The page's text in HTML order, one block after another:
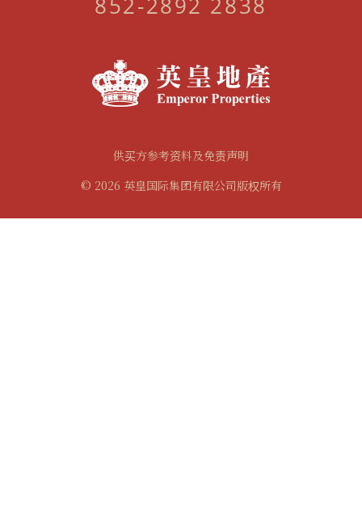
852-2892 2838
© 2026 英皇国际集团有限公司版权所有
供买方参考资料及免责声明